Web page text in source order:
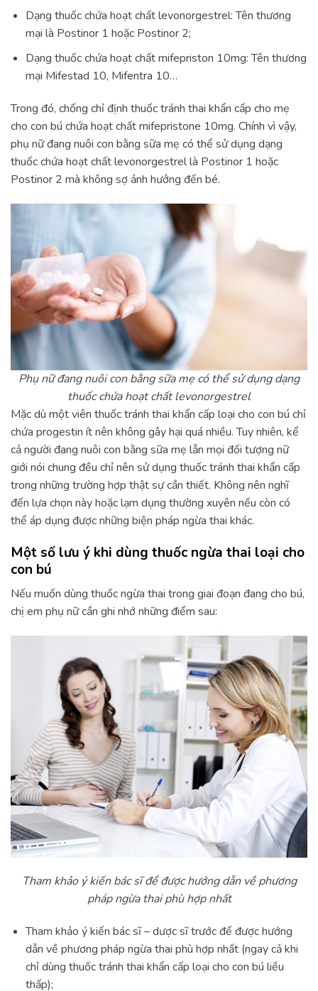
Dạng thuốc chứa hoạt chất levonorgestrel: Tên thương
mại là Postinor 1 hoặc Postinor 2;
Dạng thuốc chứa hoạt chất mifepriston 10mg: Tên thương
mại Mifestad 10, Mifentra 10…
Trong đó, chống chỉ định thuốc tránh thai khẩn cấp cho mẹ
cho con bú chứa hoạt chất mifepristone 10mg. Chính vì vậy,
phụ nữ đang nuôi con bằng sữa mẹ có thể sử dụng dạng
thuốc chứa hoạt chất levonorgestrel là Postinor 1 hoặc
Postinor 2 mà không sợ ảnh hưởng đến bé.
Phụ nữ đang nuôi con bằng sữa mẹ có thể sử dụng dạng
thuốc chứa hoạt chất levonorgestrel
Mặc dù một viên thuốc tránh thai khẩn cấp loại cho con bú chỉ
chứa progestin ít nên không gây hại quá nhiều. Tuy nhiên, kể
cả người đang nuôi con bằng sữa mẹ lẫn mọi đối tượng nữ
giới nói chung đều chỉ nên sử dụng thuốc tránh thai khẩn cấp
trong những trường hợp thật sự cần thiết. Không nên nghĩ
đến lựa chọn này hoặc lạm dụng thường xuyên nếu còn có
thể áp dụng được những biện pháp ngừa thai khác.
Một số lưu ý khi dùng thuốc ngừa thai loại cho
con bú
Nếu muốn dùng thuốc ngừa thai trong giai đoạn đang cho bú,
chị em phụ nữ cần ghi nhớ những điểm sau:
Tham khảo ý kiến bác sĩ để được hướng dẫn về phương
pháp ngừa thai phù hợp nhất
Tham khảo ý kiến bác sĩ – dược sĩ trước để được hướng
dẫn về phương pháp ngừa thai phù hợp nhất (ngay cả khi
chỉ dùng thuốc tránh thai khẩn cấp loại cho con bú liều
thấp);